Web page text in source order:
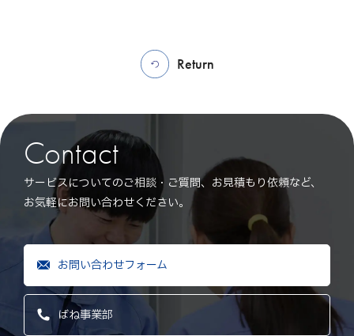
Return
Contact
サービスについてのご相談・ご質問、お見積もり依頼など、
お気軽にお問い合わせください。
お問い合わせフォーム
ばね事業部